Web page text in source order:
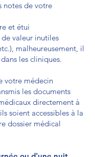
notes de votre
et étui
de valeur inutiles
malheureusement, il
les cliniques.
votre médecin
les documents
directement à
soient accessibles à la
dossier médical